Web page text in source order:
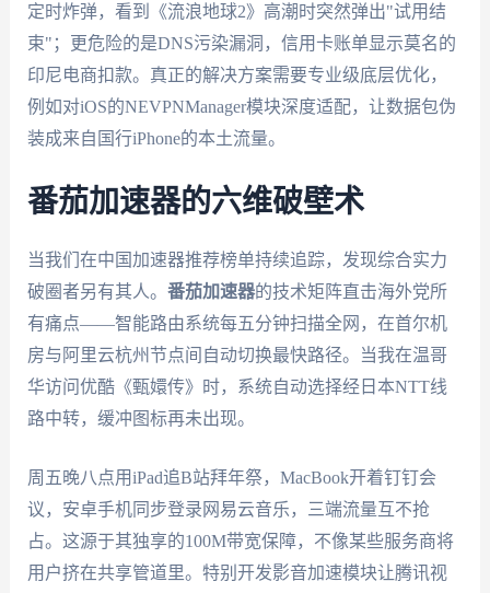
定时炸弹，看到《流浪地球2》高潮时突然弹出"试用结
束"；更危险的是DNS污染漏洞，信用卡账单显示莫名的
印尼电商扣款。真正的解决方案需要专业级底层优化，
例如对iOS的NEVPNManager模块深度适配，让数据包伪
装成来自国行iPhone的本土流量。
番茄加速器的六维破壁术
当我们在中国加速器推荐榜单持续追踪，发现综合实力
破圈者另有其人。 番茄加速器的技术矩阵直击海外党所
有痛点——智能路由系统每五分钟扫描全网，在首尔机
房与阿里云杭州节点间自动切换最快路径。当我在温哥
华访问优酷《甄嬛传》时，系统自动选择经日本NTT线
路中转，缓冲图标再未出现。
周五晚八点用iPad追B站拜年祭，MacBook开着钉钉会
议，安卓手机同步登录网易云音乐，三端流量互不抢
占。这源于其独享的100M带宽保障，不像某些服务商将
用户挤在共享管道里。特别开发影音加速模块让腾讯视